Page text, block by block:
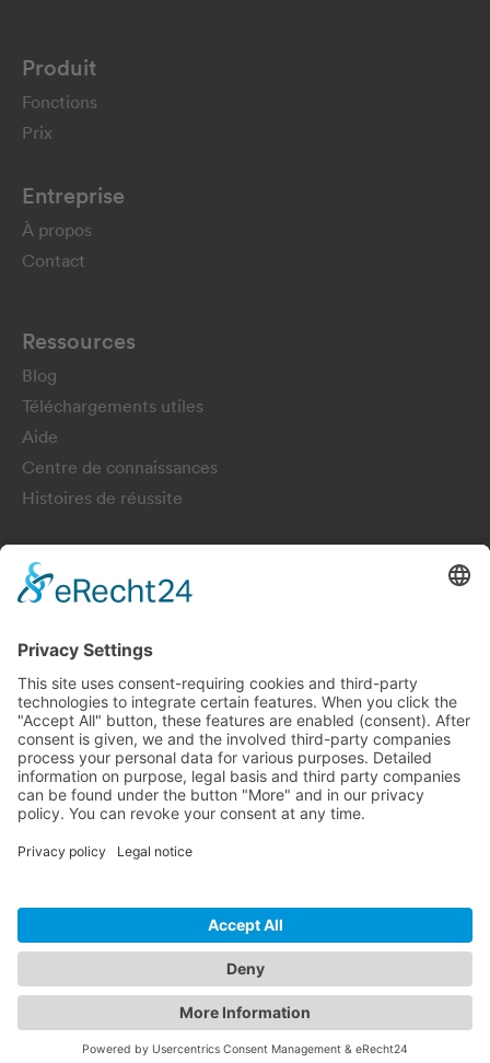
Produit
Fonctions
Prix
Entreprise
À propos
Contact
Ressources
Blog
Téléchargements utiles
Aide
Centre de connaissances
Histoires de réussite
Newsletter
Obtiens des articles, des informations et des mises à jour
S'INSCRIRE
Choisir la langue:
Deutsch English Français
© 2026 Creaholic SA | Pulse Feedback
Rue Centrale 115 | 2503 Biel/Bienne | Suisse
T+41 32 366 64 44 |team@start-pulse.com
Protection des données
Partenaires d'exécution